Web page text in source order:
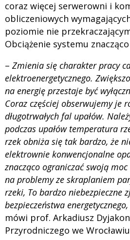
coraz więcej serwerowni i
obliczeniowych
poziomie nie
Obciążenie systemu
– Zmienia się charakter pracy
elektroenergetycznego.
na energię przestaje być
Coraz częściej obserwujemy je
długotrwałych fal upałów.
podczas upałów temperatura
rzek obniża się tak bardzo, że
elektrownie konwencjonalne
znacząco ograniczać swoją
na problemy ze skraplaniem
rzeki, To bardzo niebezpieczne
bezpieczeństwa
mówi prof. Arkadiusz
Przyrodniczego we